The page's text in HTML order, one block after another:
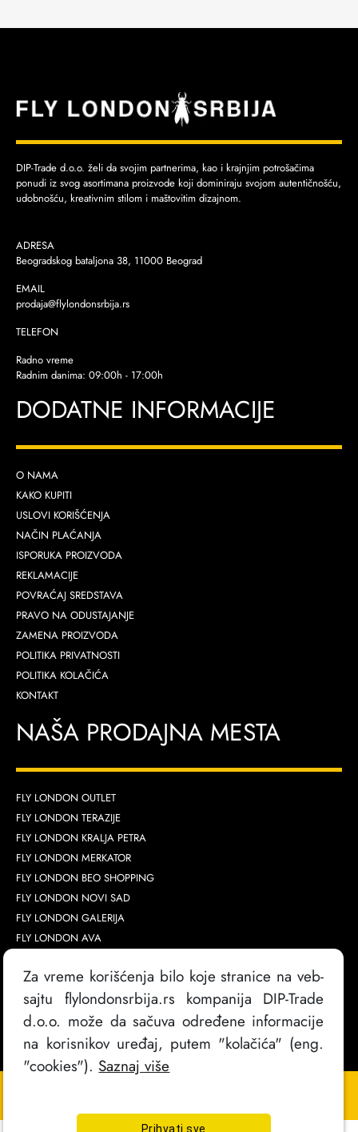
DIP-Trade d.o.o. želi da svojim partnerima, kao i krajnjim potrošačima
ponudi iz svog asortimana proizvode koji dominiraju svojom autentičnošću,
udobnošću, kreativnim stilom i maštovitim dizajnom.
ADRESA
Beogradskog bataljona 38, 11000 Beograd
EMAIL
prodaja@flylondonsrbija.rs
TELEFON
Radno vreme
Radnim danima: 09:00h - 17:00h
DODATNE INFORMACIJE
O NAMA
KAKO KUPITI
USLOVI KORIŠĆENJA
NAČIN PLAĆANJA
ISPORUKA PROIZVODA
REKLAMACIJE
POVRAĆAJ SREDSTAVA
PRAVO NA ODUSTAJANJE
ZAMENA PROIZVODA
POLITIKA PRIVATNOSTI
POLITIKA KOLAČIĆA
KONTAKT
NAŠA PRODAJNA MESTA
FLY LONDON OUTLET
FLY LONDON TERAZIJE
FLY LONDON KRALJA PETRA
FLY LONDON MERKATOR
FLY LONDON BEO SHOPPING
FLY LONDON NOVI SAD
FLY LONDON GALERIJA
FLY LONDON AVA
Za vreme korišćenja bilo koje stranice na veb-
sajtu flylondonsrbija.rs kompanija DIP-Trade
d.o.o. može da sačuva određene informacije
na korisnikov uređaj, putem "kolačića" (eng.
"cookies"). Saznaj više
Prihvati sve